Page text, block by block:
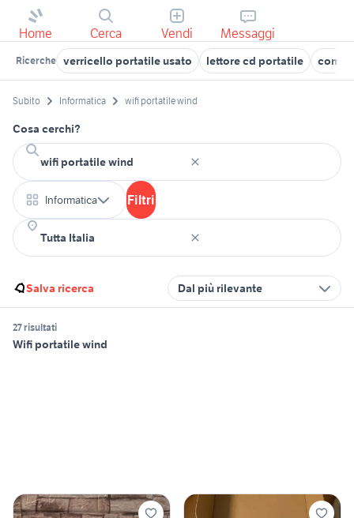
Home Cerca Vendi Messaggi
Ricerche verricello portatile usato lettore cd portatile
Subito Informatica wifi portatile wind
Cosa cerchi?
Informatica Filtri
Salva ricerca Dal più rilevante
27 risultati
Wifi portatile wind